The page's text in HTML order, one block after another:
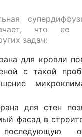
что ее
задач:
для кровли
с такой
для стен
фасад в